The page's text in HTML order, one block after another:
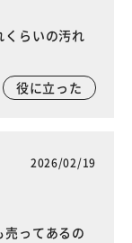
くらいの汚れ
役に立った
2026/02/19
ってあるの